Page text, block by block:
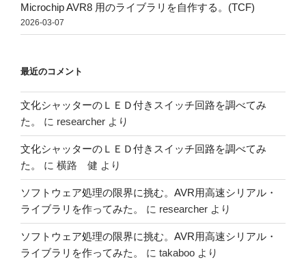
Microchip AVR8 用のライブラリを自作する。(TCF)
2026-03-07
最近のコメント
文化シャッターのＬＥＤ付きスイッチ回路を調べてみ
た。
に researcher より
文化シャッターのＬＥＤ付きスイッチ回路を調べてみ
た。
に 横路 健 より
ソフトウェア処理の限界に挑む。AVR用高速シリアル・
ライブラリを作ってみた。
に researcher より
ソフトウェア処理の限界に挑む。AVR用高速シリアル・
ライブラリを作ってみた。
に takaboo より